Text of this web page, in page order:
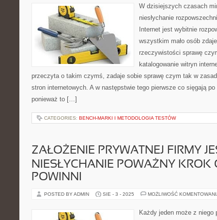
W dzisiejszych czasach
niesłychanie
Internet jest wybitnie
wszystkim mało osób
rzeczywistości sprawę
katalogowanie witryn
przeczyta o takim czymś, zadaje sobie sprawę czym tak w
stron internetowych. A w następstwie tego pierwsze co sięgają
ponieważ to […]
CATEGORIES: BENCH-MARKI I METODOLOGIA TESTÓW
ZAŁOŻENIE PRYWATNEJ FIRMY
NIESŁYCHANIE POWAŻNY KROK
POWINNI
POSTED BY ADMIN SIE - 3 - 2025 MOŻLIWOŚĆ
Każdy jeden może z niego